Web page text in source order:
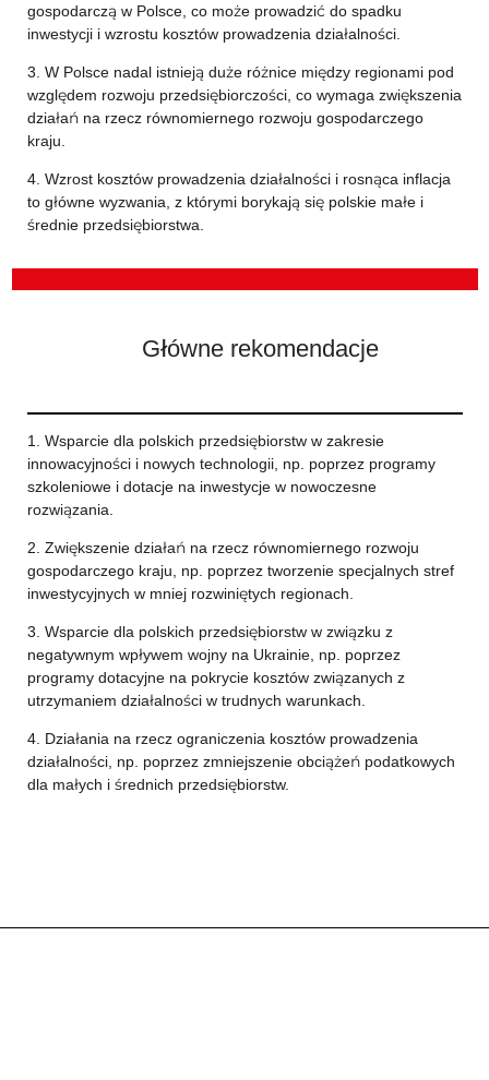
gospodarczą w Polsce, co może prowadzić do spadku
inwestycji i wzrostu kosztów prowadzenia działalności.
3. W Polsce nadal istnieją duże różnice między regionami pod
względem rozwoju przedsiębiorczości, co wymaga zwiększenia
działań na rzecz równomiernego rozwoju gospodarczego
kraju.
4. Wzrost kosztów prowadzenia działalności i rosnąca inflacja
to główne wyzwania, z którymi borykają się polskie małe i
średnie przedsiębiorstwa.
Główne rekomendacje
1. Wsparcie dla polskich przedsiębiorstw w zakresie
innowacyjności i nowych technologii, np. poprzez programy
szkoleniowe i dotacje na inwestycje w nowoczesne
rozwiązania.
2. Zwiększenie działań na rzecz równomiernego rozwoju
gospodarczego kraju, np. poprzez tworzenie specjalnych stref
inwestycyjnych w mniej rozwiniętych regionach.
3. Wsparcie dla polskich przedsiębiorstw w związku z
negatywnym wpływem wojny na Ukrainie, np. poprzez
programy dotacyjne na pokrycie kosztów związanych z
utrzymaniem działalności w trudnych warunkach.
4. Działania na rzecz ograniczenia kosztów prowadzenia
działalności, np. poprzez zmniejszenie obciążeń podatkowych
dla małych i średnich przedsiębiorstw.